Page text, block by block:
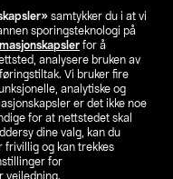
samtykker du i at vi
sporingsteknologi på
for å
analysere bruken av
Vi bruker fire
analytiske og
er det ikke noe
for at nettstedet skal
dine valg, kan du
frivillig og kan trekkes
for
veiledning.
FI